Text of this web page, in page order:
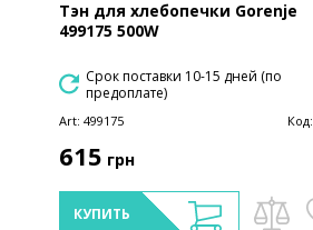
Тэн для хлебопечки Gorenje
499175 500W
Срок поставки 10-15 дней (по
предоплате)
Art: 499175 Код:
615 грн
КУПИТЬ